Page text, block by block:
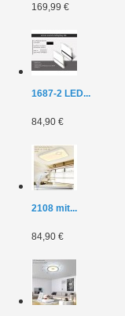
169,99 €
1687-2 LED...
84,90 €
2108 mit...
84,90 €